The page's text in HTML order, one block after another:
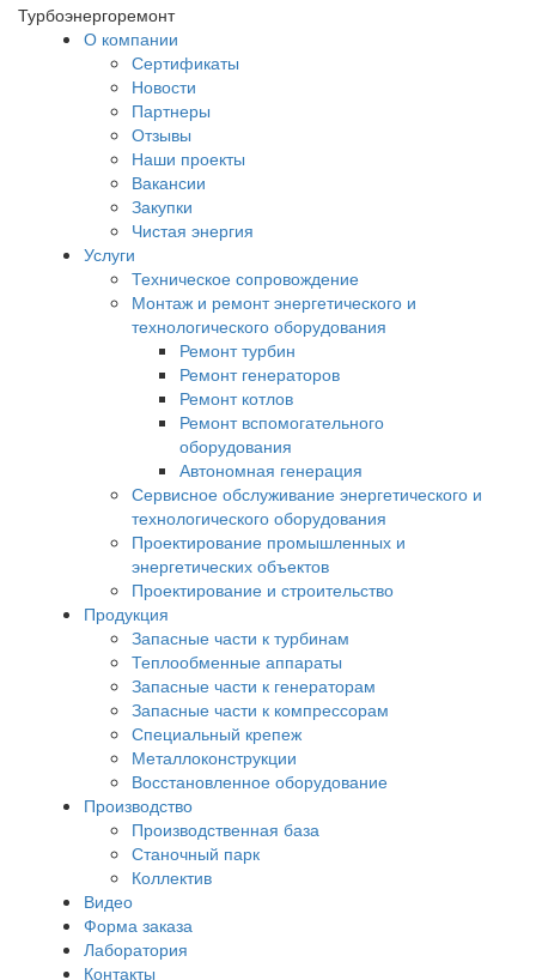
Турбоэнергоремонт
О компании
Сертификаты
Новости
Партнеры
Отзывы
Наши проекты
Вакансии
Закупки
Чистая энергия
Услуги
Техническое сопровождение
Монтаж и ремонт энергетического и
технологического оборудования
Ремонт турбин
Ремонт генераторов
Ремонт котлов
Ремонт вспомогательного
оборудования
Автономная генерация
Сервисное обслуживание энергетического и
технологического оборудования
Проектирование промышленных и
энергетических объектов
Проектирование и строительство
Продукция
Запасные части к турбинам
Теплообменные аппараты
Запасные части к генераторам
Запасные части к компрессорам
Специальный крепеж
Металлоконструкции
Восстановленное оборудование
Производство
Производственная база
Станочный парк
Коллектив
Видео
Форма заказа
Лаборатория
Контакты